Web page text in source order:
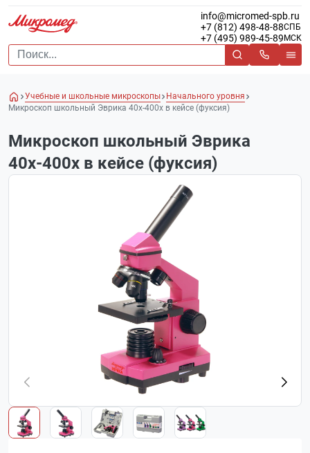
info@micromed-spb.ru
+7 (812) 498-48-88СПБ
+7 (495) 989-45-89 МСК
Учебные и школьные микроскопы
Начального уровня
Микроскоп школьный Эврика 40х-400х в кейсе (фуксия)
Микроскоп школьный Эврика
40х-400х в кейсе (фуксия)